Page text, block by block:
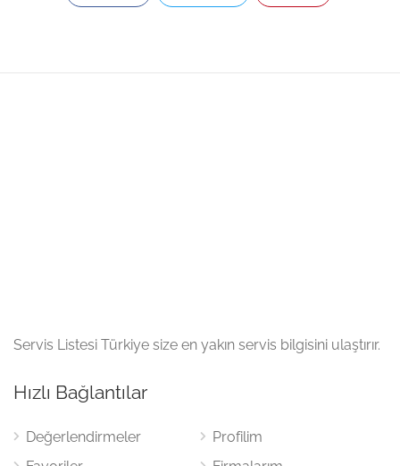
Servis Listesi Türkiye size en yakın servis bilgisini ulaştırır.
Hızlı Bağlantılar
Değerlendirmeler
Profilim